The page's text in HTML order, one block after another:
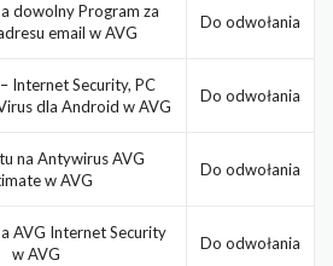
dowolny Program za
email w AVG
Do odwołania
Internet Security, PC
dla Android w AVG
Do odwołania
na Antywirus AVG
w AVG
Do odwołania
AVG Internet Security
w AVG
Do odwołania